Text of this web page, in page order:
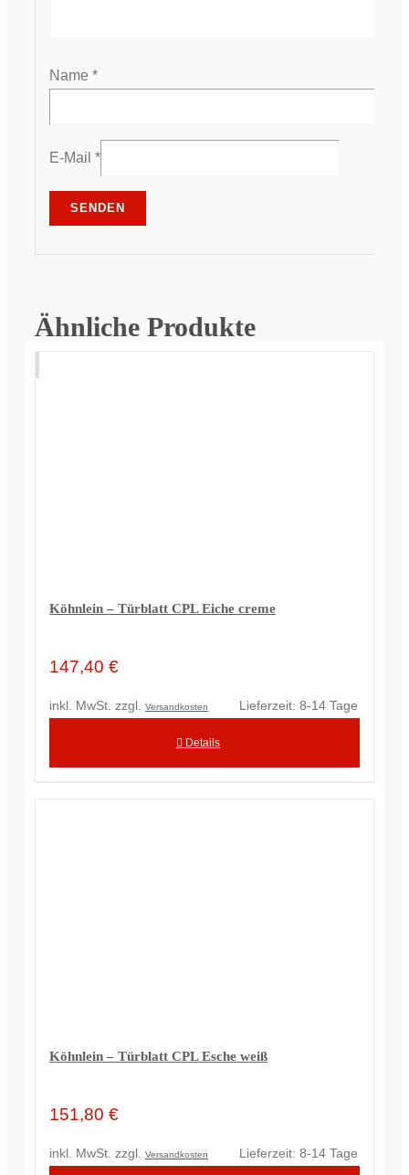
Name *
E-Mail *
Ähnliche Produkte
Köhnlein – Türblatt CPL Eiche creme
147,40 €
inkl. MwSt. zzgl. Versandkosten Lieferzeit: 8-14 Tage
Details
Köhnlein – Türblatt CPL Esche weiß
151,80 €
inkl. MwSt. zzgl. Versandkosten Lieferzeit: 8-14 Tage